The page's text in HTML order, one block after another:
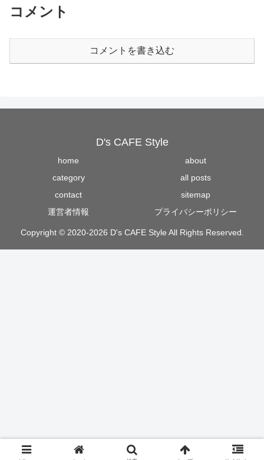
コメント
コメントを書き込む
D's CAFE Style
home
about
category
all posts
contact
sitemap
運営者情報
プライバシーポリシー
Copyright © 2020-2026 D's CAFE Style All Rights Reserved.